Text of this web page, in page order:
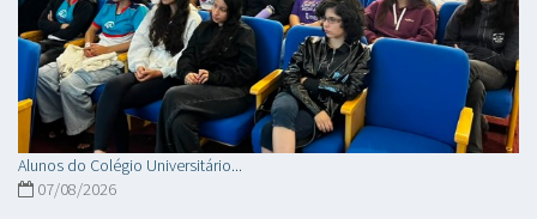
Alunos do Colégio Universitário...
07/08/2026